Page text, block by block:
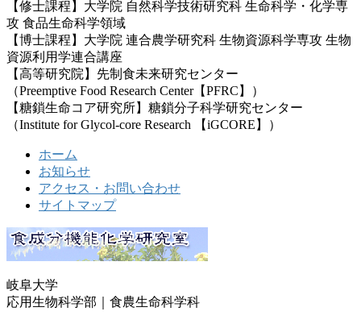
【修士課程】大学院 自然科学技術研究科 生命科学・化学専
攻 食品生命科学領域
【博士課程】大学院 連合農学研究科 生物資源科学専攻 生物
資源利用学連合講座
【高等研究院】先制食未来研究センター
（Preemptive Food Research Center【PFRC】）
【糖鎖生命コア研究所】糖鎖分子科学研究センター
（Institute for Glycol-core Research 【iGCORE】）
ホーム
お知らせ
アクセス・お問い合わせ
サイトマップ
岐阜大学
応用生物科学部｜食農生命科学科